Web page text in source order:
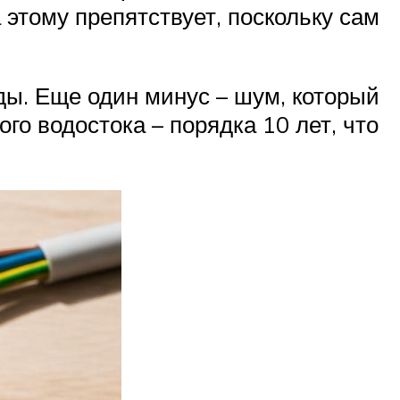
препятствует, поскольку сам
Еще один минус – шум, который
водостока – порядка 10 лет, что